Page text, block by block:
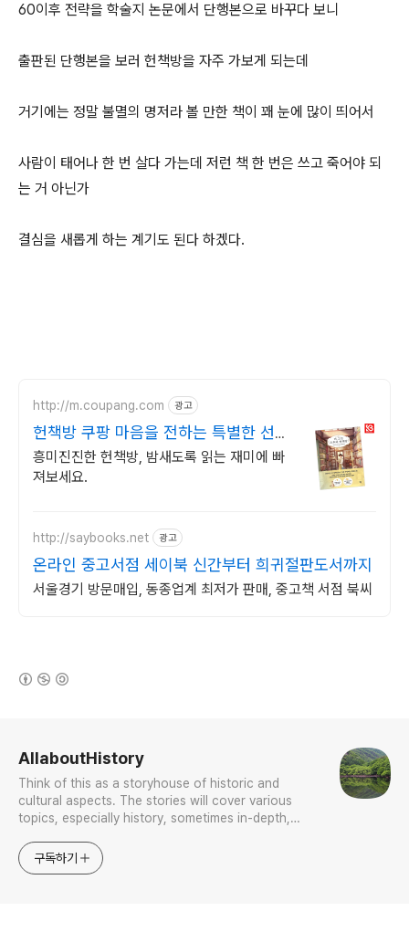
60이후 전략을 학술지 논문에서 단행본으로 바꾸다 보니
출판된 단행본을 보러 헌책방을 자주 가보게 되는데
거기에는 정말 불멸의 명저라 볼 만한 책이 꽤 눈에 많이 띄어서
사람이 태어나 한 번 살다 가는데 저런 책 한 번은 쓰고 죽어야 되
는 거 아닌가
결심을 새롭게 하는 계기도 된다 하겠다.
http://m.coupang.com 광고
헌책방 쿠팡 마음을 전하는 특별한 선
물
흥미진진한 헌책방, 밤새도록 읽는 재미에 빠
져보세요.
http://saybooks.net 광고
온라인 중고서점 세이북 신간부터 희귀절판도서까지
서울경기 방문매입, 동종업계 최저가 판매, 중고책 서점 북씨
AllaboutHistory
Think of this as a storyhouse of historic and
cultural aspects. The stories will cover various
topics, especially history, sometimes in-depth,
approach will be to resist any common sense or
generalized viewpoint
구독하기